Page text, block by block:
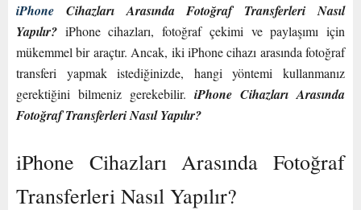
iPhone Cihazları Arasında Fotoğraf Transferleri Nasıl
Yapılır? iPhone cihazları, fotoğraf çekimi ve paylaşımı için
mükemmel bir araçtır. Ancak, iki iPhone cihazı arasında fotoğraf
transferi yapmak istediğinizde, hangi yöntemi kullanmanız
gerektiğini bilmeniz gerekebilir. iPhone Cihazları Arasında
Fotoğraf Transferleri Nasıl Yapılır?
iPhone Cihazları Arasında Fotoğraf
Transferleri Nasıl Yapılır?